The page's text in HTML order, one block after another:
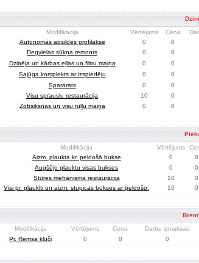
Modifikācija Vērtējums Cena
Autonomās apsildes profilakse
0 0
Degvielas sūkņa remonts
0 0
Dzinēja un kārbas eļļas un filtru maiņa
0 0
Sajūga komplekts ar izspiedēju
0 0
Spararats
0 0
Visu sprauslu restaurācija
10 0
Zobsiksnas un visu ruļļu maiņa
0 0
Modifikācija Vērtējums
Aizm. plaukta kr. peldošā bukse
0 0
Augšējo plauktu visas bukses
0 0
Stūres mehānisma restaurācija
10 0
Visi pr. plauklti un aizm. stupicas bukses ar peldošo.
10 0
Modifikācija Vērtējums Cena Darbu izmaksas
Pr. Remsa kluči
0 0 0